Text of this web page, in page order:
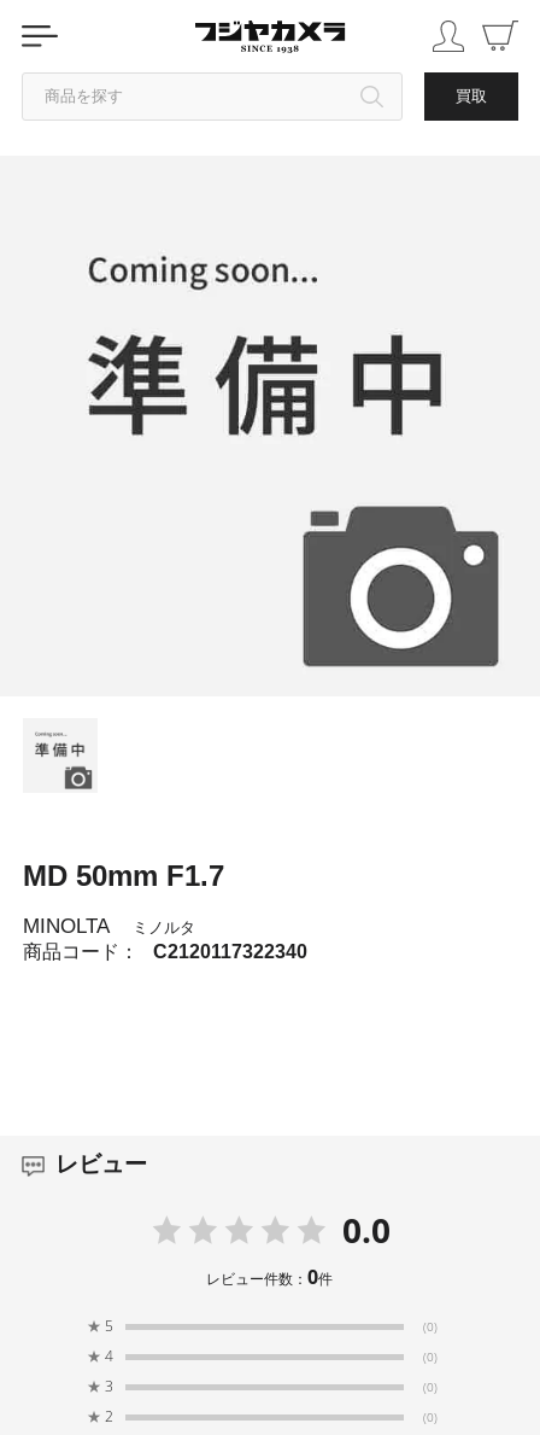
商品を探す 買取
MD 50mm F1.7
MINOLTA ミノルタ
商品コード： C2120117322340
レビュー
0.0
レビュー件数：0件
★ 5 (0)
★ 4 (0)
★ 3 (0)
★ 2 (0)